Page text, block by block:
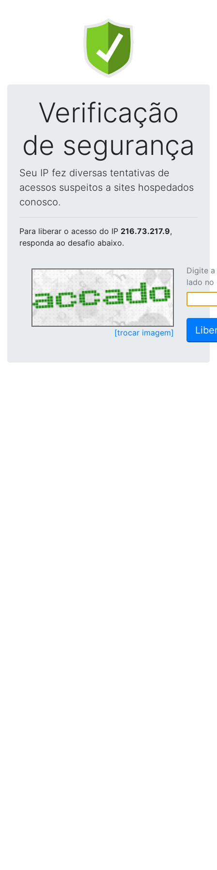
Verificação
de segurança
Seu IP fez diversas tentativas de
acessos suspeitos a sites hospedados
conosco.
Para liberar o acesso do IP 216.73.217.9,
responda ao desafio abaixo.
[trocar imagem]
Digite
lado no